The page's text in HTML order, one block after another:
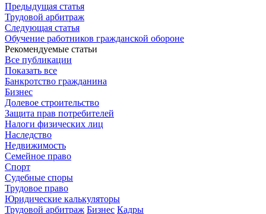
Предыдущая статья
Трудовой арбитраж
Следующая статья
Обучение работников гражданской обороне
Рекомендуемые статьи
Все публикации
Показать все
Банкротство гражданина
Бизнес
Долевое строительство
Защита прав потребителей
Налоги физических лиц
Наследство
Недвижимость
Семейное право
Спорт
Судебные споры
Трудовое право
Юридические калькуляторы
Трудовой арбитраж Бизнес Кадры